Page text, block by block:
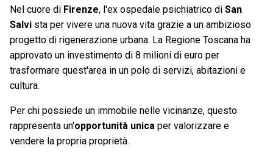
Nel cuore di Firenze, l'ex ospedale psichiatrico di San
Salvi sta per vivere una nuova vita grazie a un ambizioso
progetto di rigenerazione urbana. La Regione Toscana ha
approvato un investimento di 8 milioni di euro per
trasformare quest'area in un polo di servizi, abitazioni e
cultura.
Per chi possiede un immobile nelle vicinanze, questo
rappresenta un'opportunità unica per valorizzare e
vendere la propria proprietà.